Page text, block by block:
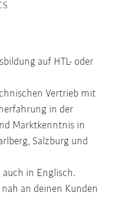
auf HTL- oder
Vertrieb mit
in der
Marktkenntnis in
Salzburg und
auch in Englisch.
an deinen Kunden